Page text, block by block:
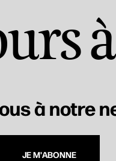
à notre
JE M'ABONNE